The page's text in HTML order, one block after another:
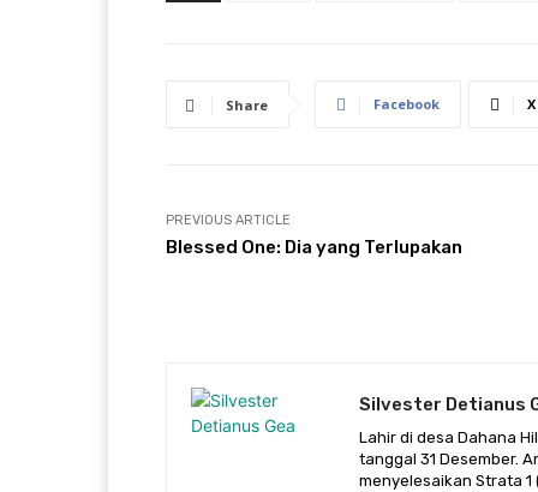
Share Facebook X
PREVIOUS ARTICLE
Blessed One: Dia yang Terlupakan
Silvester Detianus
Lahir di desa Dahana
tanggal 31 Desember.
menyelesaikan Strata 1